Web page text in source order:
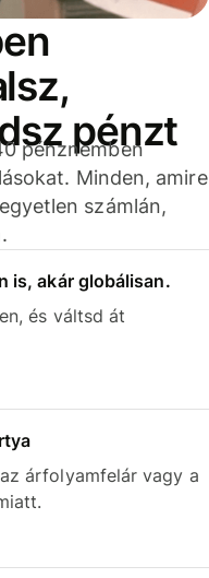
pénzt
pénznemben
Minden, amire
számlán,
is, akár globálisan.
és váltsd át
árfolyamfelár vagy a